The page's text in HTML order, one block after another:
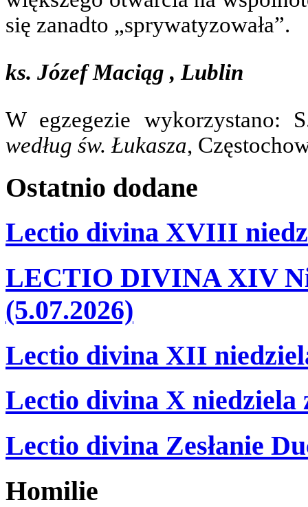
się zanadto „sprywatyzowała”.
ks. Józef Maciąg , Lublin
W egzegezie wykorzystano:
według św. Łukasza,
Ostatnio dodane
Lectio divina XVIII
LECTIO DIVINA XIV
(5.07.2026)
Lectio divina XII
Lectio divina X niedziela
Lectio divina Zesłanie
Homilie